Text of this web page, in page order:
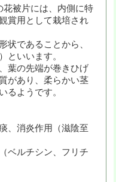
被片には、内側に特
賞用として栽培され
状であることから、
といいます。
葉の先端が巻きひげ
があり、柔らかい茎
るようです。
、消炎作用（滋陰至
ベルチシン、フリチ